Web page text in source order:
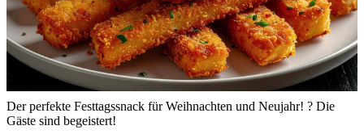
Der perfekte Festtagssnack für Weihnachten und Neujahr! ? Die
Gäste sind begeistert!